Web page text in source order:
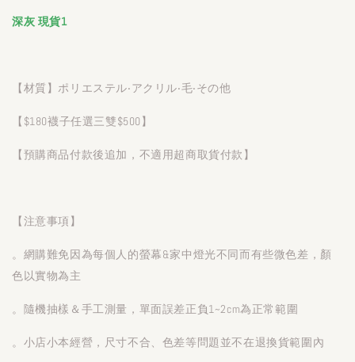
深灰 現貨1
【材質】ポリエステル‧アクリル‧毛‧その他
【$180襪子任選三雙$500】
【預購商品付款後追加，不適用超商取貨付款】
【注意事項】
。網購難免因為每個人的螢幕&家中燈光不同而有些微色差，顏
色以實物為主
。隨機抽樣＆手工測量，單面誤差正負1~2cm為正常範圍
。小店小本經營，尺寸不合、色差等問題並不在退換貨範圍內